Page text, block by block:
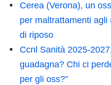
Cerea (Verona), un
per maltrattamenti
di riposo
Ccnl Sanità 2025-
guadagna? Chi ci
per gli oss?”